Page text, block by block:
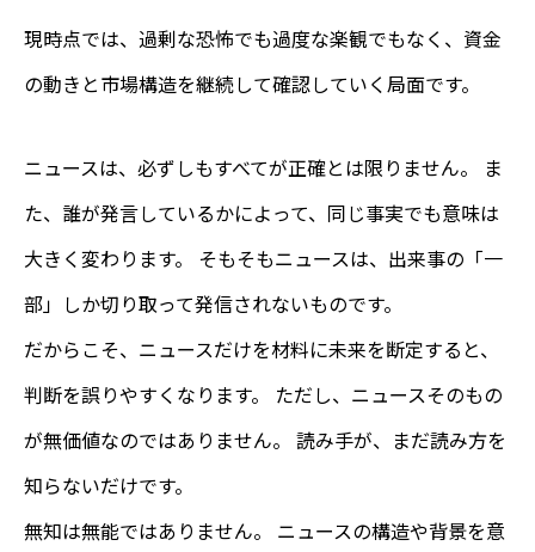
現時点では、過剰な恐怖でも過度な楽観でもなく、資金
の動きと市場構造を継続して確認していく局面です。
ニュースは、必ずしもすべてが正確とは限りません。 ま
た、誰が発言しているかによって、同じ事実でも意味は
大きく変わります。 そもそもニュースは、出来事の「一
部」しか切り取って発信されないものです。
だからこそ、ニュースだけを材料に未来を断定すると、
判断を誤りやすくなります。 ただし、ニュースそのもの
が無価値なのではありません。 読み手が、まだ読み方を
知らないだけです。
無知は無能ではありません。 ニュースの構造や背景を意